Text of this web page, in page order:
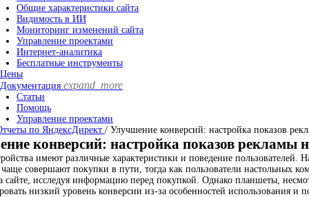
Общие характеристики сайта
Видимость в ИИ
Мониторинг изменений сайта
Управление проектами
Интернет-аналитика
Бесплатные инструменты
Цены
Документация expand_more
Статьи
Помощь
Управление проектами
по ЯндексДирект / Улучшение конверсий: настройка показов
конверсий: настройка показов рекламы
имеют различные характеристики и поведение пользователей.
совершают покупки в пути, тогда как пользователи настольных
сайте, исследуя информацию перед покупкой. Однако планшеты,
низкий уровень конверсии из-за особенностей использования и